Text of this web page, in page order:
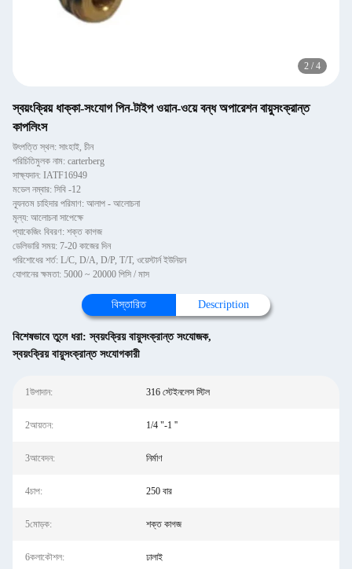
2 / 4
স্বয়ংক্রিয় ধাক্কা-সংযোগ পিন-টাইপ ওয়ান-ওয়ে বন্ধ অপারেশন বায়ুসংক্রান্ত
কাপলিংস
উৎপত্তি স্থল: সাংহাই, চীন
পরিচিতিমুলক নাম: carterberg
সাক্ষ্যদান: IATF16949
মডেল নম্বার: সিবি -12
ন্যূনতম চাহিদার পরিমাণ: আলাপ - আলোচনা
মূল্য: আলোচনা সাপেক্ষে
প্যাকেজিং বিবরণ: শক্ত কাগজ
ডেলিভারি সময়: 7-20 কাজের দিন
পরিশোধের শর্ত: L/C, D/A, D/P, T/T, ওয়েস্টার্ন ইউনিয়ন
যোগানের ক্ষমতা: 5000 ~ 20000 পিসি / মাস
বিস্তারিত Description
বিশেষভাবে তুলে ধরা:স্বয়ংক্রিয় বায়ুসংক্রান্ত সংযোজক,
স্বয়ংক্রিয় বায়ুসংক্রান্ত সংযোগকারী
1উপাদান: 316 স্টেইনলেস স্টিল
2আয়তন: 1/4 "-1 ''
3আবেদন: নির্মাণ
4চাপ: 250 বার
5মোড়ক: শক্ত কাগজ
6কলাকৌশল: ঢালাই